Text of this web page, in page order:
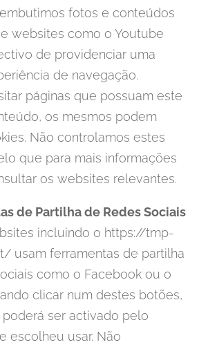
fotos e conteúdos
websites como o Youtube
de providenciar uma
de navegação.
páginas que possuam este
os mesmos podem
Não controlamos estes
que para mais informações
os websites relevantes.
de Partilha de Redes Sociais
incluindo o https://tmp-
usam ferramentas de partilha
como o Facebook ou o
clicar num destes botões,
ser activado pelo
escolheu usar. Não